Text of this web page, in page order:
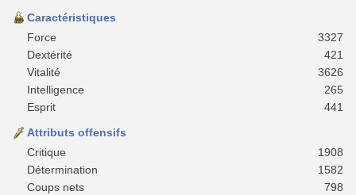
Caractéristiques
Force
3327
Dextérité
421
Vitalité
3626
Intelligence
265
Esprit
441
Attributs offensifs
Critique
1908
Détermination
1582
Coups nets
798